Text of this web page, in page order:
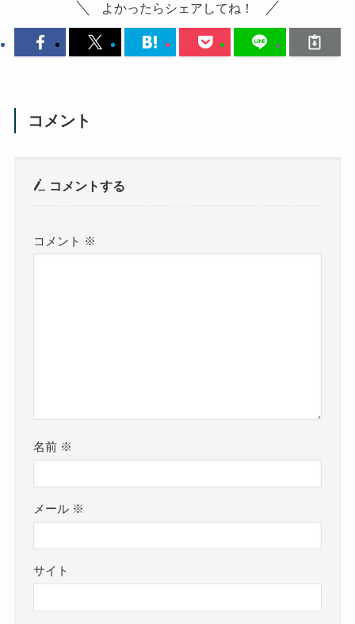
よかったらシェアしてね！
コメント
コメントする
コメント ※
名前 ※
メール ※
サイト